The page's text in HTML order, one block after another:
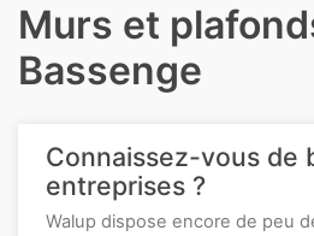
Murs et
Bassenge
Connaissez-vous de
entreprises ?
Walup dispose encore de peu